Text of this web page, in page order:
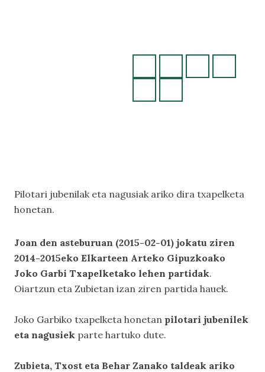
BARNE) BERTAN
BEHERA
Pilotari jubenilak eta nagusiak ariko dira txapelketa
honetan.
Joan den asteburuan (2015-02-01) jokatu ziren
2014-2015eko Elkarteen Arteko Gipuzkoako
Joko Garbi Txapelketako lehen partidak.
Oiartzun eta Zubietan izan ziren partida hauek.
Joko Garbiko txapelketa honetan pilotari jubenilek
eta nagusiek parte hartuko dute.
Zubieta, Txost eta Behar Zanako taldeak ariko